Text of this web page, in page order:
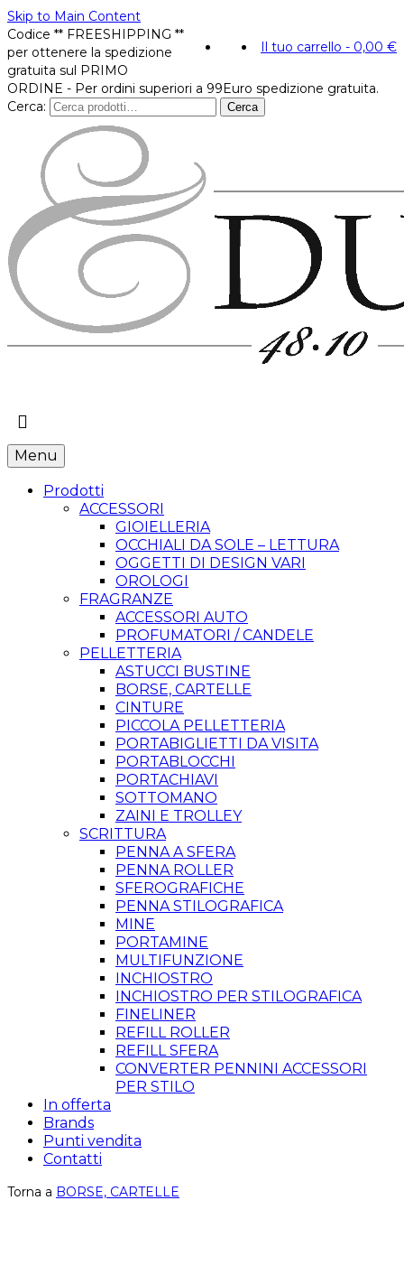
Skip to Main Content
Il tuo carrello - 0,00 €
Codice ** FREESHIPPING **
per ottenere la spedizione
gratuita sul PRIMO
ORDINE - Per ordini superiori a 99Euro spedizione gratuita.
Cerca:
Cerca
Menu
Prodotti
ACCESSORI
GIOIELLERIA
OCCHIALI DA SOLE – LETTURA
OGGETTI DI DESIGN VARI
OROLOGI
FRAGRANZE
ACCESSORI AUTO
PROFUMATORI / CANDELE
PELLETTERIA
ASTUCCI BUSTINE
BORSE, CARTELLE
CINTURE
PICCOLA PELLETTERIA
PORTABIGLIETTI DA VISITA
PORTABLOCCHI
PORTACHIAVI
SOTTOMANO
ZAINI E TROLLEY
SCRITTURA
PENNA A SFERA
PENNA ROLLER
SFEROGRAFICHE
PENNA STILOGRAFICA
MINE
PORTAMINE
MULTIFUNZIONE
INCHIOSTRO
INCHIOSTRO PER STILOGRAFICA
FINELINER
REFILL ROLLER
REFILL SFERA
CONVERTER PENNINI ACCESSORI
PER STILO
In offerta
Brands
Punti vendita
Contatti
Torna a BORSE, CARTELLE